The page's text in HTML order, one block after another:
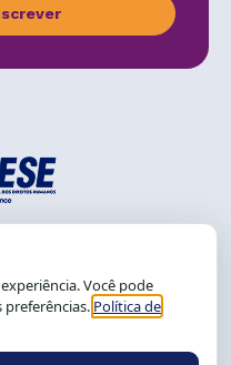
Graça
055
Brasil.
9 9239-2104 ou 2105
e 13 às 17h.